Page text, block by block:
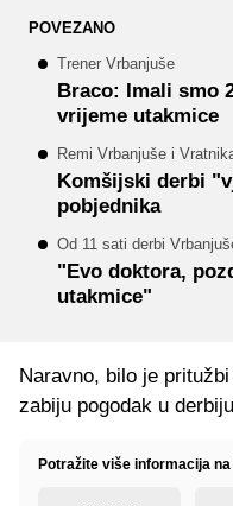
POVEZANO
Trener Vrbanjuše
Braco: Imali smo
vrijeme utakmice
Remi Vrbanjuše i
Komšijski derbi
pobjednika
Od 11 sati derbi
"Evo doktora,
utakmice"
Naravno, bilo je
zabiju pogodak u
Potražite više informacija